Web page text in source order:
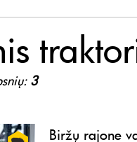
3
Biržų rajone